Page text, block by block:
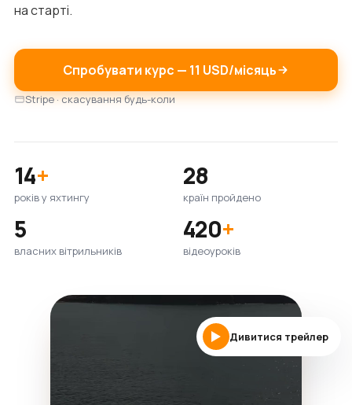
на старті.
Спробувати курс — 11 USD/місяць
Stripe · скасування будь-коли
14+
років у яхтингу
28
країн пройдено
5
власних вітрильників
420+
відеоуроків
Дивитися трейлер